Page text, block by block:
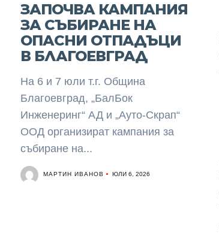
ЗАПОЧВА КАМПАНИЯ
ЗА СЪБИРАНЕ НА
ОПАСНИ ОТПАДЪЦИ
В БЛАГОЕВГРАД
На 6 и 7 юли т.г. Община
Благоевград, „БалБок
Инженеринг“ АД и „Ауто-Скрап“
ООД организират кампания за
събиране на...
МАРТИН ИВАНОВ ЮЛИ 6, 2026